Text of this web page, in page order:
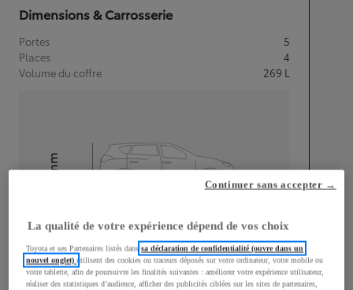
Dimensions & Carrosserie
Portes
5
Places
4
Volume du coffre
269 L
Longueur
3 700mm
mm
La qualité de votre expérience dépend de vos choix
Toyota et ses Partenaires listés danssa déclaration de confidentialité (ouvre dans un
nouvel onglet)utilisent des cookies ou traceurs déposés sur votre ordinateur, votre mobile ou
votre tablette, afin de poursuivre les finalités suivantes : améliorer votre expérience utilisateur,
réaliser des statistiques d’audience, afficher des publicités ciblées sur les sites de partenaires,
Continuer sans accepter →